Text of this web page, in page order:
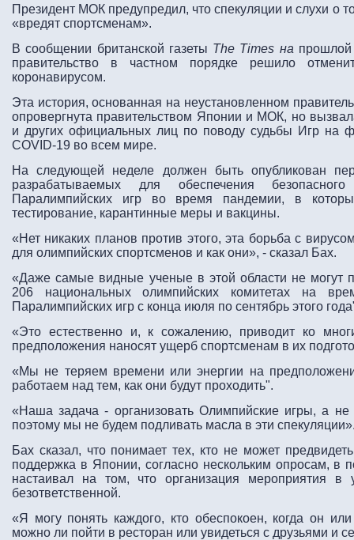
Президент МОК предупредил, что спекуляции и слухи о
«вредят спортсменам».
В сообщении британской газеты The Times на прошлой
правительство в частном порядке решило
коронавирусом.
Эта история, основанная на неустановленном
опровергнута правительством Японии и МОК, но
и других официальных лиц по поводу судьбы Игр на
COVID-19 во всем мире.
На следующей неделе должен быть опубликован
разрабатываемых для обеспечения
Паралимпийских игр во время пандемии, в
тестирование, карантинные меры и вакцины.
«Нет никаких планов против этого, эта борьба с
для олимпийских спортсменов и как они», - сказал Бах.
«Даже самые видные ученые в этой области не могут
206 национальных олимпийских комитетах на
Паралимпийских игр с конца июля по сентябрь этого
«Это естественно и, к сожалению, приводит ко
предположения наносят ущерб спортсменам в их
«Мы не теряем времени или энергии на
работаем над тем, как они будут проходить".
«Наша задача - организовать Олимпийские игры, а
поэтому мы не будем подливать масла в эти
Бах сказал, что понимает тех, кто не может
поддержка в Японии, согласно нескольким опросам, в
настаивал на том, что организация мероприятия в
безответственной.
«Я могу понять каждого, кто обеспокоен, когда он
можно ли пойти в ресторан или увидеться с друзьями и